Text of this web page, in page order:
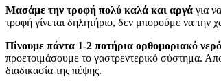
Μασάμε την τροφή πολύ καλά και αργά για
τροφή γίνεται δηλητήριο, δεν μπορούμε να την
Πίνουμε πάντα 1-2 ποτήρια ορθομοριακό
προετοιμάσουμε το γαστρεντερικό σύστημα.
διαδικασία της πέψης.